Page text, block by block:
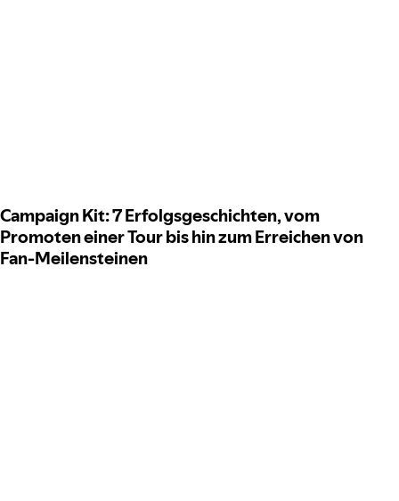
Campaign Kit: 7 Erfolgsgeschichten, vom
Promoten einer Tour bis hin zum Erreichen von
Fan-Meilensteinen